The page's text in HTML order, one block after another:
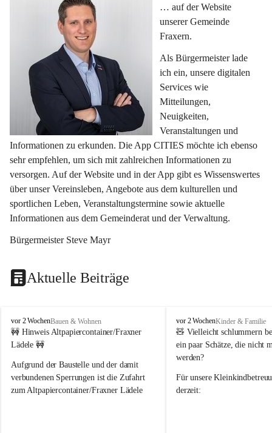
… auf der Website
unserer Gemeinde
Fraxern.
Als Bürgermeister lade
ich ein, unsere digitalen
Services wie
Mitteilungen,
Neuigkeiten,
Veranstaltungen und
Informationen zu erkunden. Die App CITIES möchte ich ebenso
sehr empfehlen, um sich mit zahlreichen Informationen zu
versorgen. Auf der Website und in der App gibt es Wissenswertes
über unser Vereinsleben, Angebote aus dem kulturellen und
sportlichen Leben, Veranstaltungstermine sowie aktuelle
Informationen aus dem Gemeinderat und der Verwaltung.
Bürgermeister Steve Mayr
Aktuelle Beiträge
F
r
a
e
r
n
vor 2 WochenBauen & Wohnen
🚧 Hinweis Altpapiercontainer/Fraxner
Lädele 🚧
Aufgrund der Baustelle und der damit
verbundenen Sperrungen ist die Zufahrt
zum Altpapiercontainer/Fraxner Lädele
F
r
a
x
r
n
vor 2 WochenKinder & Familie
🧸 Vielleicht schlummern
ein paar Schätze, die nicht
werden?
Für unsere
derzeit: